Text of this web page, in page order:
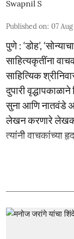
Swapnil S
Published on: 07
पुणे : ‘डोह’,
साहित्यकृतींना
साहित्यिक
दुपारी
सुना आणि नातवंडे
लेखन करणारे लेखक
त्यांनी वाचकांच्या